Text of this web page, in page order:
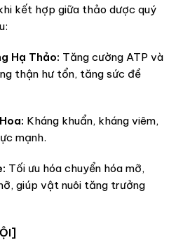
kết hợp giữa thảo dược quý
Hạ Thảo: Tăng cường ATP và
thận hư tổn, tăng sức đề
Kháng khuẩn, kháng viêm,
mạnh.
Tối ưu hóa chuyển hóa mỡ,
giúp vật nuôi tăng trưởng